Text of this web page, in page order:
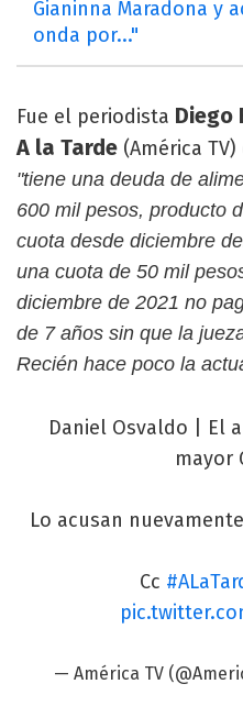
Gianinna Maradona y
onda por..."
Fue el periodista Diego
A la Tarde (América
"tiene una deuda de
600 mil pesos, producto
cuota desde diciembre
una cuota de 50 mil
diciembre de 2021 no
de 7 años sin que la
Recién hace poco la
Daniel Osvaldo | El
mayor
Lo acusan
Cc
— América TV